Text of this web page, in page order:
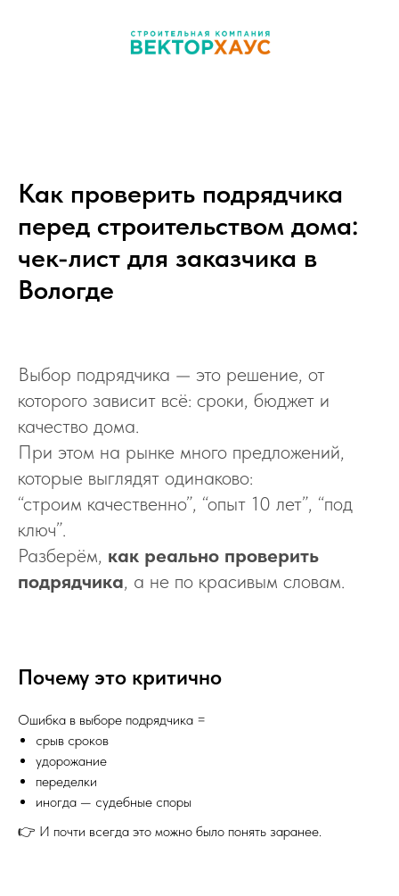
Как проверить подрядчика
перед строительством дома:
чек-лист для заказчика в
Вологде
Выбор подрядчика — это решение, от
которого зависит всё: сроки, бюджет и
качество дома.
При этом на рынке много предложений,
которые выглядят одинаково:
“строим качественно”, “опыт 10 лет”, “под
ключ”.
Разберём, как реально проверить
подрядчика, а не по красивым словам.
Почему это критично
Ошибка в выборе подрядчика =
срыв сроков
удорожание
переделки
иногда — судебные споры
👉 И почти всегда это можно было понять заранее.